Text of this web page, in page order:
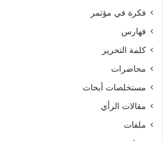
فكرة في مؤتمر
فهارس
كلمة التحرير
محاضرات
مستخلصات أبحاث
مقالات الرأي
ملفات